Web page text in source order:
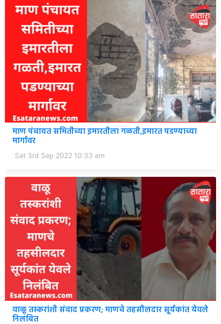
माण पंचायत समितीच्या इमारतीला गळती,इमारत पडण्याच्या
मार्गावर
Sat 3rd Sep 2022 10:33 am
वाळू तस्करांशी संवाद प्रकरण; माणचे तहसीलदार सूर्यकांत येवले
निलंबित